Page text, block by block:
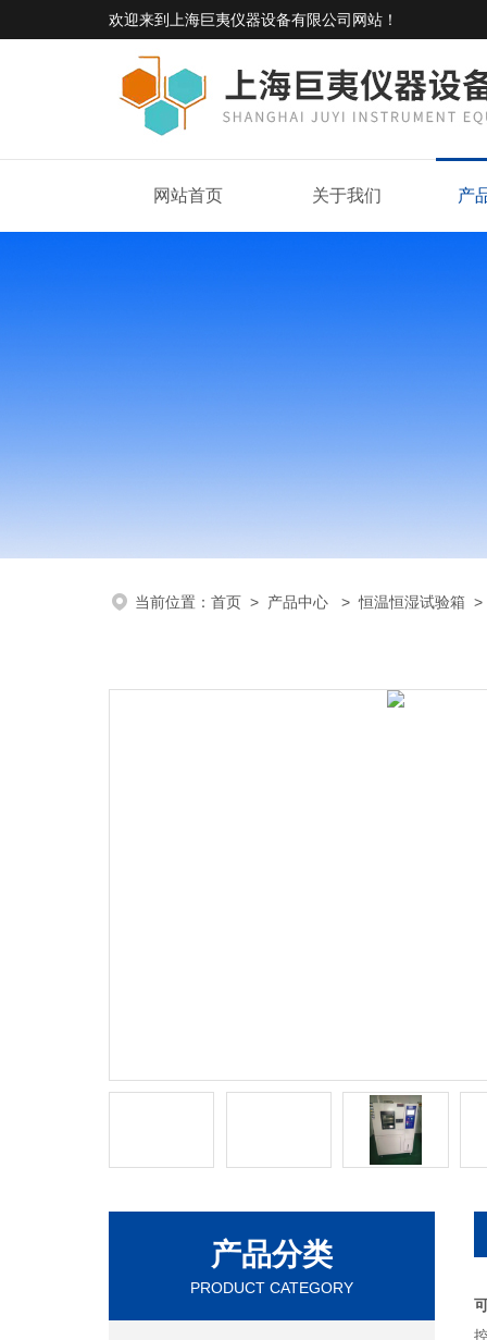
欢迎来到 上海巨夷仪器设备有限公司网站 ！
网站首页 关于我们 产
当前位置： 首页 > 产品中心 >恒温恒湿试验箱
产品分类
PRODUCT CATEGORY